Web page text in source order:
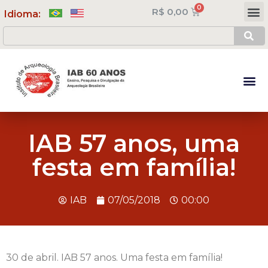
Idioma: R$ 0,00
IAB 57 anos, uma
festa em família!
IAB 07/05/2018 00:00
30 de abril. IAB 57 anos. Uma festa em família!